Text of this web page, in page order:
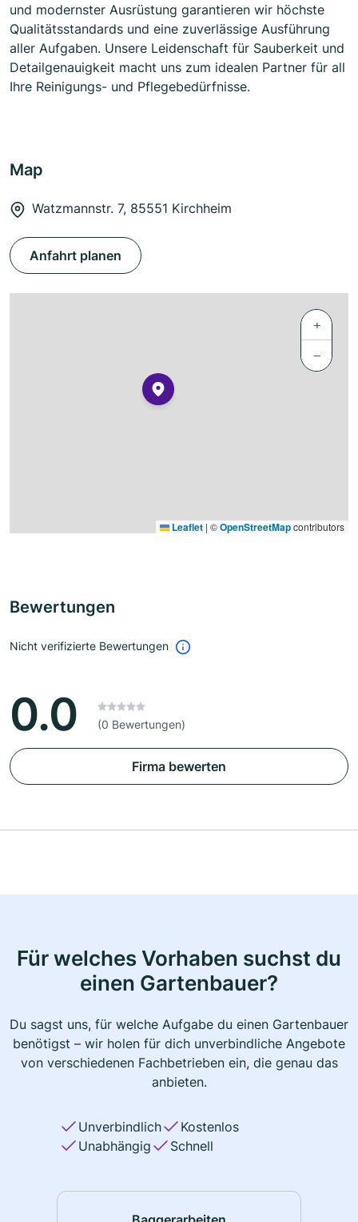
und modernster Ausrüstung garantieren wir höchste
Qualitätsstandards und eine zuverlässige Ausführung
aller Aufgaben. Unsere Leidenschaft für Sauberkeit und
Detailgenauigkeit macht uns zum idealen Partner für all
Ihre Reinigungs- und Pflegebedürfnisse.
Map
Watzmannstr. 7, 85551 Kirchheim
Anfahrt planen
+
−
Leaflet | ©OpenStreetMapcontributors
Bewertungen
Nicht verifizierte Bewertungen
0.0 (0 Bewertungen)
Firma bewerten
Für welches Vorhaben suchst du
einen Gartenbauer?
Du sagst uns, für welche Aufgabe du einen Gartenbauer
benötigst – wir holen für dich unverbindliche Angebote
von verschiedenen Fachbetrieben ein, die genau das
anbieten.
Unverbindlich
Kostenlos
Unabhängig
Schnell